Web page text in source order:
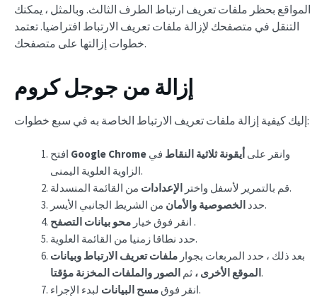
المواقع بحظر ملفات تعريف ارتباط الطرف الثالث. وبالمثل ، يمكنك
التنقل في متصفحك لإزالة ملفات تعريف الارتباط افتراضيا. تعتمد
خطوات إزالتها على متصفحك.
إزالة من جوجل كروم
إليك كيفية إزالة ملفات تعريف الارتباط الخاصة به في سبع خطوات:
Google Chrome وانقر على أيقونة ثلاثية النقاط في
الزاوية العلوية اليمنى.
قم بالتمرير لأسفل واختر الإعدادات
من القائمة المنسدلة.
حدد الخصوصية والأمان
من الشريط الجانبي الأيسر.
انقر فوق خيار محو بيانات التصفح
.
حدد نطاقا زمنيا من القائمة العلوية.
بعد ذلك ، حدد المربعات بجوار ملفات تعريف الارتباط وبيانات
الموقع الأخرى ، ثم الصور والملفات المخزنة مؤقتا
.
انقر فوقمسح البيانات لبدء الإجراء.